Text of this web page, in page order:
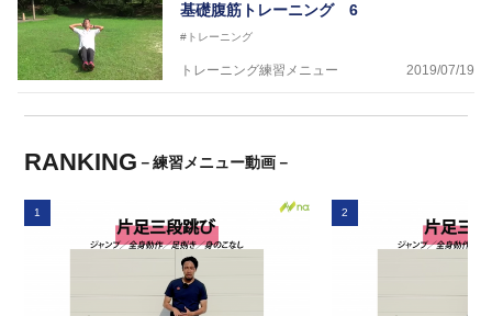
基礎腹筋トレーニング 6
#トレーニング
トレーニング練習メニュー 2019/07/19
RANKING －練習メニュー動画－
1 2